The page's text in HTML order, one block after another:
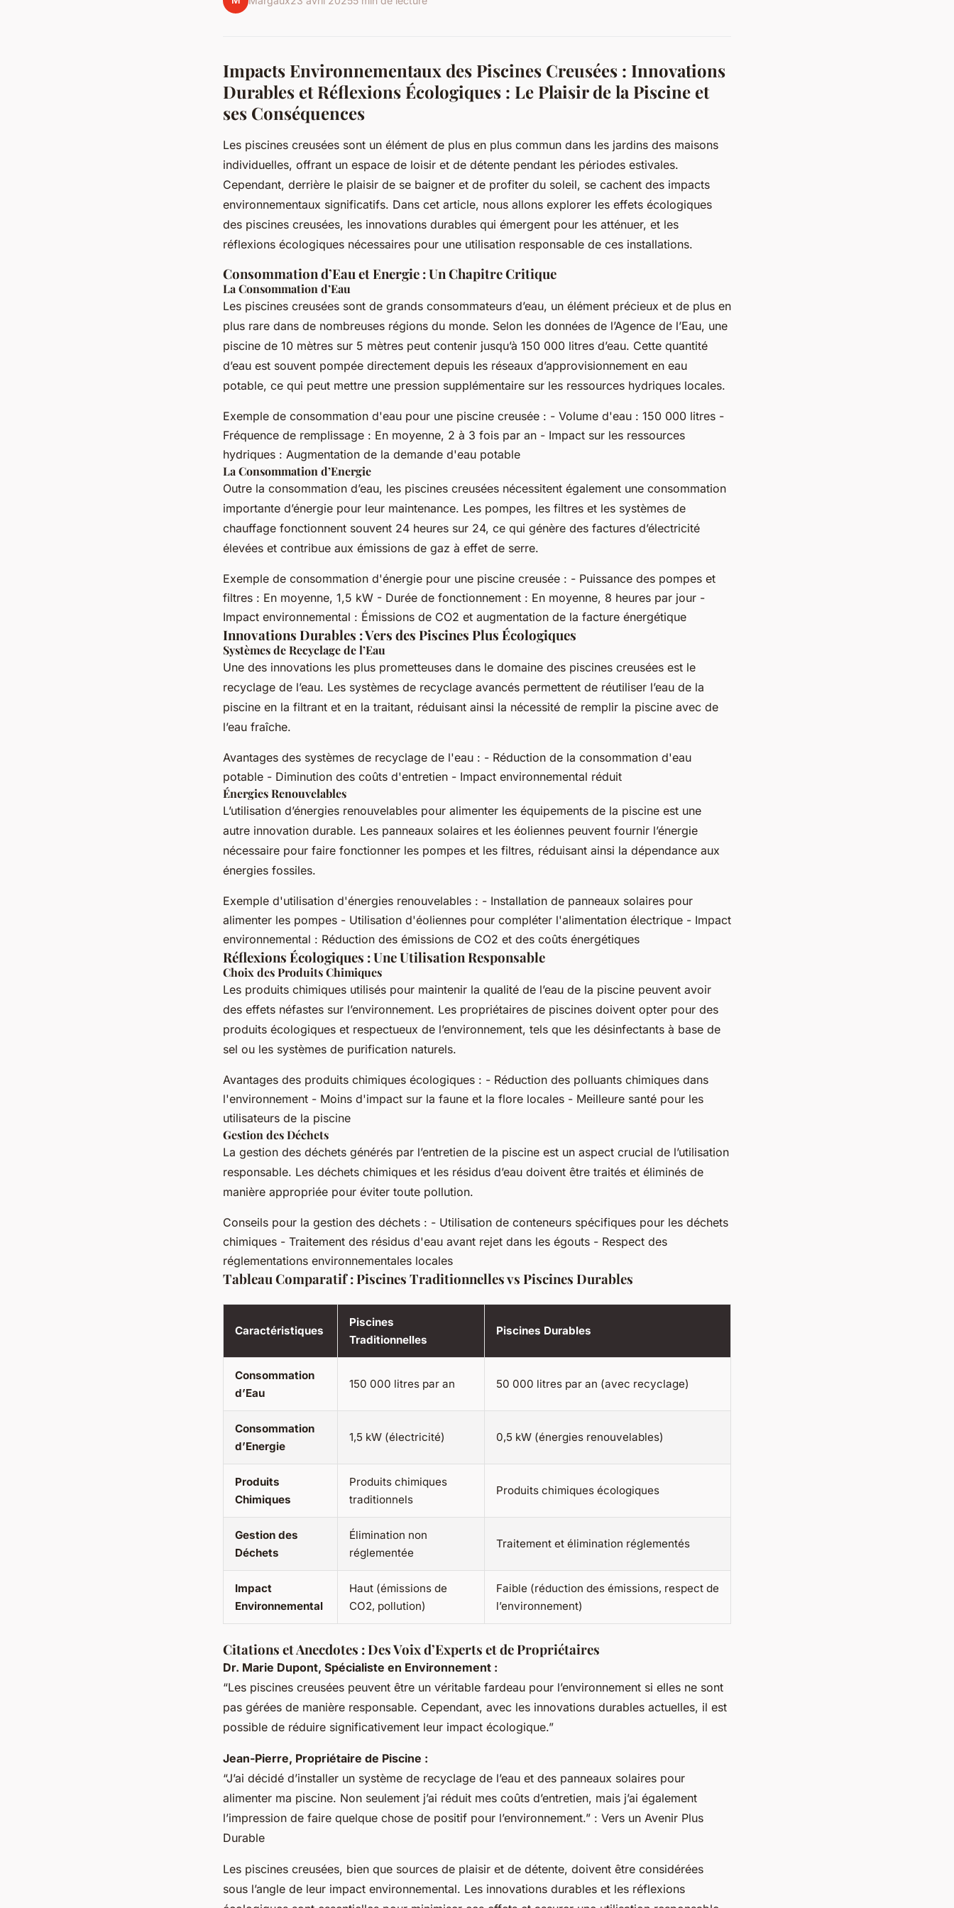
Impacts Environnementaux des Piscines Creusées : Innovations
Durables et Réflexions Écologiques : Le Plaisir de la Piscine et
ses Conséquences
Les piscines creusées sont un élément de plus en plus commun dans les jardins des maisons
individuelles, offrant un espace de loisir et de détente pendant les périodes estivales.
Cependant, derrière le plaisir de se baigner et de profiter du soleil, se cachent des impacts
environnementaux significatifs. Dans cet article, nous allons explorer les effets écologiques
des piscines creusées, les innovations durables qui émergent pour les atténuer, et les
réflexions écologiques nécessaires pour une utilisation responsable de ces installations.
Consommation d’Eau et Energie : Un Chapitre Critique
La Consommation d’Eau
Les piscines creusées sont de grands consommateurs d’eau, un élément précieux et de plus en
plus rare dans de nombreuses régions du monde. Selon les données de l’Agence de l’Eau, une
piscine de 10 mètres sur 5 mètres peut contenir jusqu’à 150 000 litres d’eau. Cette quantité
d’eau est souvent pompée directement depuis les réseaux d’approvisionnement en eau
potable, ce qui peut mettre une pression supplémentaire sur les ressources hydriques locales.
Exemple de consommation d'eau pour une piscine creusée : - Volume d'eau : 150 000 litres -
Fréquence de remplissage : En moyenne, 2 à 3 fois par an - Impact sur les ressources
hydriques : Augmentation de la demande d'eau potable
La Consommation d’Energie
Outre la consommation d’eau, les piscines creusées nécessitent également une consommation
importante d’énergie pour leur maintenance. Les pompes, les filtres et les systèmes de
chauffage fonctionnent souvent 24 heures sur 24, ce qui génère des factures d’électricité
élevées et contribue aux émissions de gaz à effet de serre.
Exemple de consommation d'énergie pour une piscine creusée : - Puissance des pompes et
filtres : En moyenne, 1,5 kW - Durée de fonctionnement : En moyenne, 8 heures par jour -
Impact environnemental : Émissions de CO2 et augmentation de la facture énergétique
Innovations Durables : Vers des Piscines Plus Écologiques
Systèmes de Recyclage de l’Eau
Une des innovations les plus prometteuses dans le domaine des piscines creusées est le
recyclage de l’eau. Les systèmes de recyclage avancés permettent de réutiliser l’eau de la
piscine en la filtrant et en la traitant, réduisant ainsi la nécessité de remplir la piscine avec de
l’eau fraîche.
Avantages des systèmes de recyclage de l'eau : - Réduction de la consommation d'eau
potable - Diminution des coûts d'entretien - Impact environnemental réduit
Énergies Renouvelables
L’utilisation d’énergies renouvelables pour alimenter les équipements de la piscine est une
autre innovation durable. Les panneaux solaires et les éoliennes peuvent fournir l’énergie
nécessaire pour faire fonctionner les pompes et les filtres, réduisant ainsi la dépendance aux
énergies fossiles.
Exemple d'utilisation d'énergies renouvelables : - Installation de panneaux solaires pour
alimenter les pompes - Utilisation d'éoliennes pour compléter l'alimentation électrique - Impact
environnemental : Réduction des émissions de CO2 et des coûts énergétiques
Réflexions Écologiques : Une Utilisation Responsable
Choix des Produits Chimiques
Les produits chimiques utilisés pour maintenir la qualité de l’eau de la piscine peuvent avoir
des effets néfastes sur l’environnement. Les propriétaires de piscines doivent opter pour des
produits écologiques et respectueux de l’environnement, tels que les désinfectants à base de
sel ou les systèmes de purification naturels.
Avantages des produits chimiques écologiques : - Réduction des polluants chimiques dans
l'environnement - Moins d'impact sur la faune et la flore locales - Meilleure santé pour les
utilisateurs de la piscine
Gestion des Déchets
La gestion des déchets générés par l’entretien de la piscine est un aspect crucial de l’utilisation
responsable. Les déchets chimiques et les résidus d’eau doivent être traités et éliminés de
manière appropriée pour éviter toute pollution.
Conseils pour la gestion des déchets : - Utilisation de conteneurs spécifiques pour les déchets
chimiques - Traitement des résidus d'eau avant rejet dans les égouts - Respect des
réglementations environnementales locales
Tableau Comparatif : Piscines Traditionnelles vs Piscines Durables
Caractéristiques
Piscines
Traditionnelles
Piscines Durables
Consommation
d’Eau
150 000 litres par an 50 000 litres par an (avec recyclage)
Consommation
d’Energie
1,5 kW (électricité) 0,5 kW (énergies renouvelables)
Produits
Chimiques
Produits chimiques
traditionnels
Produits chimiques écologiques
Gestion des
Déchets
Élimination non
réglementée
Traitement et élimination réglementés
Impact
Environnemental
Haut (émissions de
CO2, pollution)
Faible (réduction des émissions, respect de
l’environnement)
Citations et Anecdotes : Des Voix d’Experts et de Propriétaires
Dr. Marie Dupont, Spécialiste en Environnement :
“Les piscines creusées peuvent être un véritable fardeau pour l’environnement si elles ne sont
pas gérées de manière responsable. Cependant, avec les innovations durables actuelles, il est
possible de réduire significativement leur impact écologique.”
Jean-Pierre, Propriétaire de Piscine :
“J’ai décidé d’installer un système de recyclage de l’eau et des panneaux solaires pour
alimenter ma piscine. Non seulement j’ai réduit mes coûts d’entretien, mais j’ai également
l’impression de faire quelque chose de positif pour l’environnement.” : Vers un Avenir Plus
Durable
Les piscines creusées, bien que sources de plaisir et de détente, doivent être considérées
sous l’angle de leur impact environnemental. Les innovations durables et les réflexions